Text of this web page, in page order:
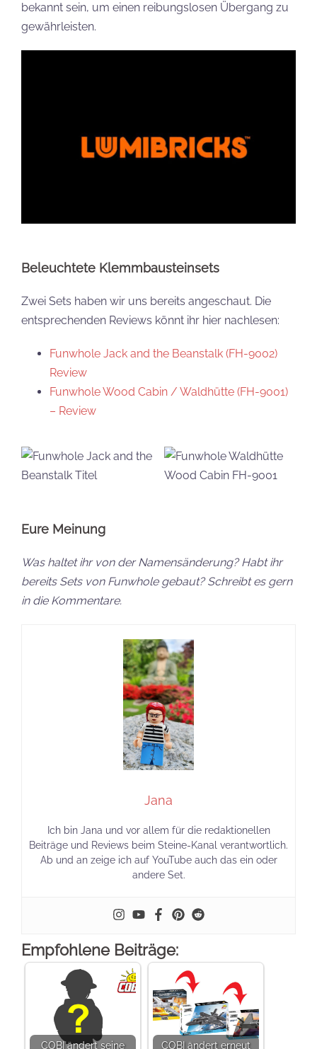
bekannt sein, um einen reibungslosen Übergang zu
gewährleisten.
Beleuchtete Klemmbausteinsets
Zwei Sets haben wir uns bereits angeschaut. Die
entsprechenden Reviews könnt ihr hier nachlesen:
Funwhole Jack and the Beanstalk (FH-9002)
Review
Funwhole Wood Cabin / Waldhütte (FH-9001)
– Review
Eure Meinung
Was haltet ihr von der Namensänderung? Habt ihr
bereits Sets von Funwhole gebaut? Schreibt es gern
in die Kommentare.
Jana
Ich bin Jana und vor allem für die redaktionellen
Beiträge und Reviews beim Steine-Kanal verantwortlich.
Ab und an zeige ich auf YouTube auch das ein oder
andere Set.
Empfohlene Beiträge:
COBI ändert seine COBI ändert erneut